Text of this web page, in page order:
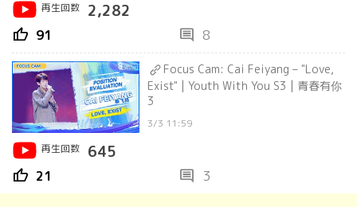
再生回数
2,282
thumb_up 91 comment 8
Focus Cam: Cai Feiyang – "Love,
Exist" | Youth With You S3 | 青春有你
3
3/3 11:59
再生回数
645
thumb_up 21 comment 3